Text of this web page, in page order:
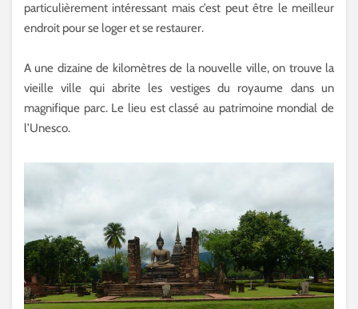
particulièrement intéressant mais c’est peut être le meilleur
endroit pour se loger et se restaurer.
A une dizaine de kilomètres de la nouvelle ville, on trouve la
vieille ville qui abrite les vestiges du royaume dans un
magnifique parc. Le lieu est classé au patrimoine mondial de
l’Unesco.